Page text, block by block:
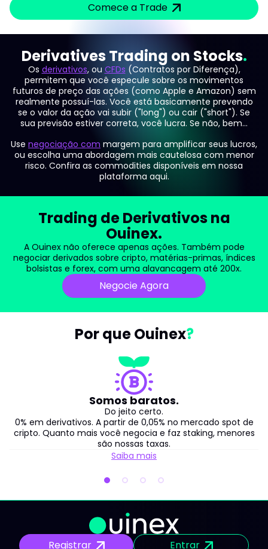
Comece a Trade
Derivatives Trading on Stocks
Os derivativos, ou CFDs (Contratos por Diferença),
permitem que você especule sobre os movimentos
futuros de preço das ações (como Apple e Amazon) sem
realmente possuí-las. Você está basicamente prevendo
se o valor da ação vai subir ("long") ou cair ("short"). Se
sua previsão estiver correta, você lucra. Se não, bem...
Use negociação com margem para amplificar seus lucros,
ou escolha uma abordagem mais cautelosa com menor
risco. Confira as commodities disponíveis em nossa
plataforma aqui.
Trading de Derivativos na
Ouinex.
A Ouinex não oferece apenas ações. Também pode
negociar derivados sobre cripto, matérias-primas, índices
bolsistas e forex, com uma alavancagem até 200x.
Negocie Agora
Por que Ouinex
Somos baratos.
Do jeito certo.
0% em derivativos. A partir de 0,05% no mercado spot de
cripto. Quanto mais você negocia e faz staking, menores
são nossas taxas.
Saiba mais
Registrar Entrar